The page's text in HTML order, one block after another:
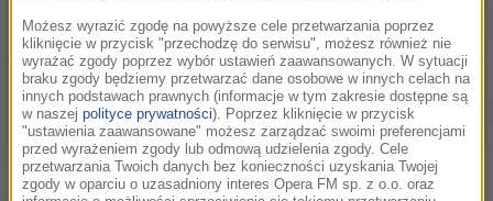
fot.Borys Słuszniak
Możesz wyrazić zgodę na powyższe cele przetwarzania poprzez
kliknięcie w przycisk "przechodzę do serwisu", możesz również nie
wyrażać zgody poprzez wybór ustawień zaawansowanych. W sytuacji
braku zgody będziemy przetwarzać dane osobowe w innych celach na
innych podstawach prawnych (informacje w tym zakresie dostępne są
w naszej polityce prywatności). Poprzez kliknięcie w przycisk
"ustawienia zaawansowane" możesz zarządzać swoimi preferencjami
przed wyrażeniem zgody lub odmową udzielenia zgody. Cele
przetwarzania Twoich danych bez konieczności uzyskania Twojej
zgody w oparciu o uzasadniony interes Opera FM sp. z o.o. oraz